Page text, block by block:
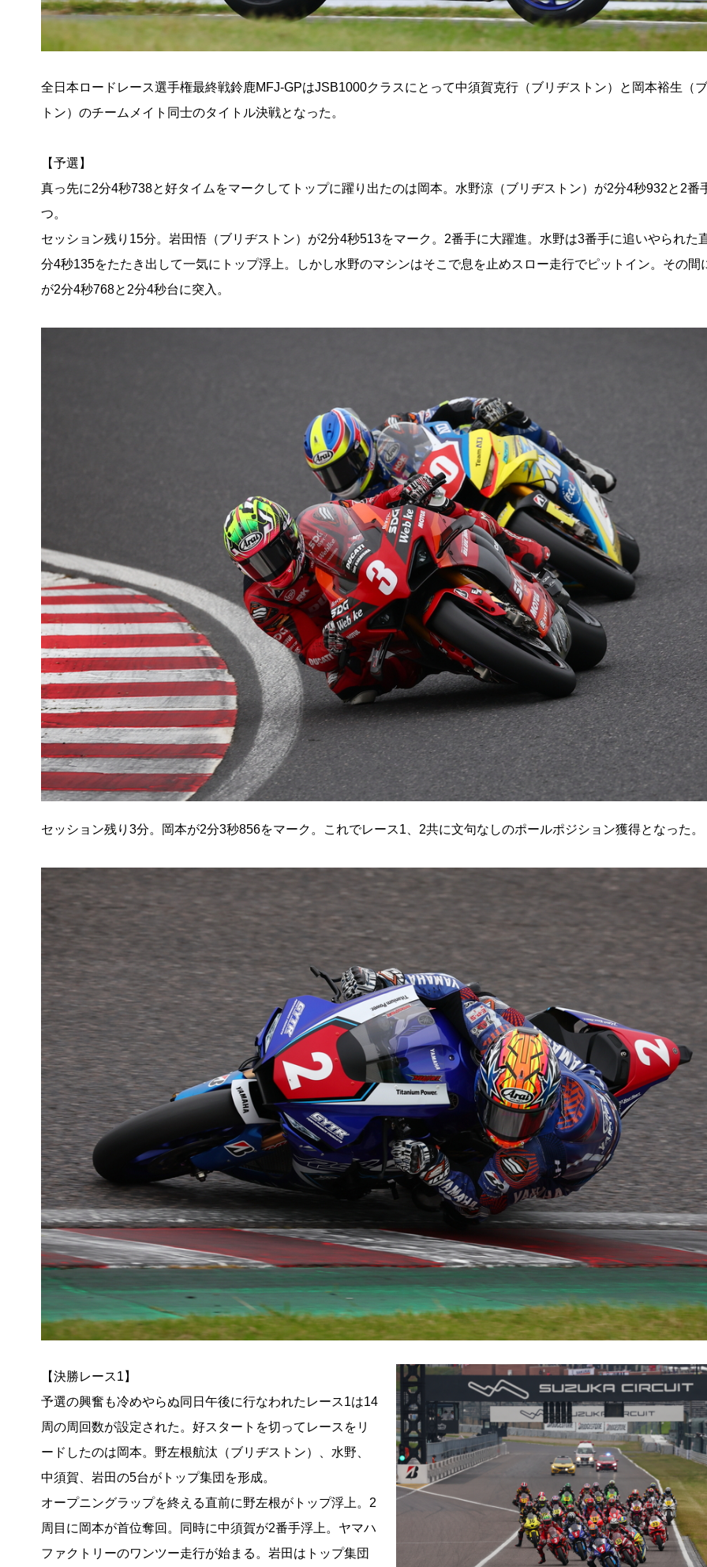
全日本ロードレース選手権最終戦鈴鹿MFJ-GPはJSB1000クラスにとって中須賀克行（ブリヂストン）と岡本裕生（
トン）のチームメイト同士のタイトル決戦となった。
【予選】
真っ先に2分4秒738と好タイムをマークしてトップに躍り出たのは岡本。水野涼（ブリヂストン）が2分4秒932と2番
つ。
セッション残り15分。岩田悟（ブリヂストン）が2分4秒513をマーク。2番手に大躍進。水野は3番手に追いやられた
分4秒135をたたき出して一気にトップ浮上。しかし水野のマシンはそこで息を止めスロー走行でピットイン。その間
が2分4秒768と2分4秒台に突入。
セッション残り3分。岡本が2分3秒856をマーク。これでレース1、2共に文句なしのポールポジション獲得となった。
【決勝レース1】
予選の興奮も冷めやらぬ同日午後に行なわれたレース1は14
周の周回数が設定された。好スタートを切ってレースをリ
ードしたのは岡本。野左根航汰（ブリヂストン）、水野、
中須賀、岩田の5台がトップ集団を形成。
オープニングラップを終える直前に野左根がトップ浮上。2
周目に岡本が首位奪回。同時に中須賀が2番手浮上。ヤマハ
ファクトリーのワンツー走行が始まる。岩田はトップ集団